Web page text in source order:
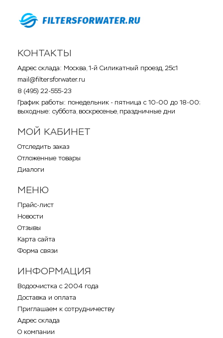
КОНТАКТЫ
Адрес склада: Москва, 1-й Силикатный проезд, 25с1
mail@filtersforwater.ru
8 (495) 22-555-23
График работы: понедельник - пятница с 10-00 до 18-00;
выходные: суббота, воскресенье, праздничные дни
МОЙ КАБИНЕТ
Отследить заказ
Отложенные товары
Диалоги
МЕНЮ
Прайс-лист
Новости
Отзывы
Карта сайта
Форма связи
ИНФОРМАЦИЯ
Водоочистка с 2004 года
Доставка и оплата
Приглашаем к сотрудничеству
Адрес склада
О компании